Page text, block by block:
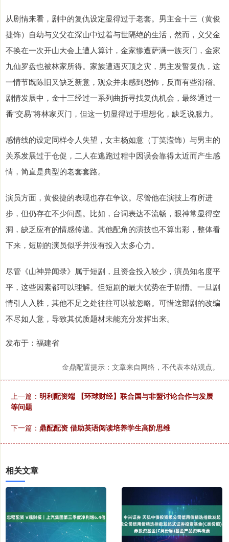
从剧情来看，剧中的复仇设定显得过于老套。男主金十三（黄俊
捷饰）自幼与义父在深山中过着与世隔绝的生活，然而，义父金
不换在一次开山大会上遭人算计，金家惨遭萨满一族灭门，金家
九仙罗盘也被林家所得。家族遭遇灭顶之灾，男主发誓复仇，这
一情节既陈旧又缺乏新意，观众并未感到恐怖，反而有些滑稽。
剧情发展中，金十三经过一系列曲折寻找复仇机会，最终通过一
番“交易”将林家灭门，但这一切显得过于理想化，缺乏说服力。
感情线的设定同样令人失望，女主杨如意（丁笑滢饰）与男主的
关系发展过于仓促，二人在逃跑过程中因误会靠得太近而产生感
情，简直是典型的老套套路。
演员方面，黄俊捷的表现也存在争议。尽管他在演技上有所进
步，但仍存在不少问题。比如，台词表达不流畅，眼神常显得空
洞，缺乏应有的情感传递。其他配角的演技也不算出彩，整体看
下来，短剧的演员似乎并没有投入太多心力。
尽管《山神异闻录》属于短剧，且资金投入较少，演员知名度平
平，这些因素都可以理解。但短剧的最大优势在于剧情。一旦剧
情引人入胜，其他不足之处往往可以被忽略。可惜这部剧的改编
不尽如人意，导致其优质题材未能充分发挥出来。
发布于：福建省
金鼎配置提示：文章来自网络，不代表本站观点。
上一篇： 明利配资端 【环球财经】联合国与非盟讨论合作与发展
等问题
下一篇： 鼎配配资 借助英语阅读培养学生高阶思维
相关文章